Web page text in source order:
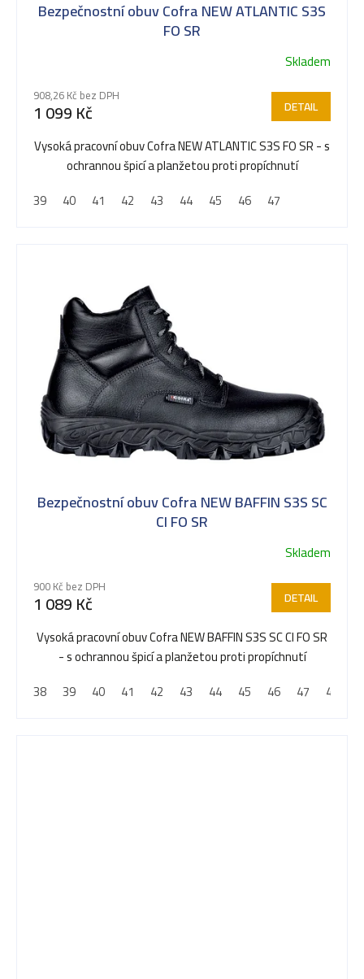
Bezpečnostní obuv Cofra NEW ATLANTIC S3S
FO SR
Skladem
908,26 Kč bez DPH
1 099 Kč DETAIL
Vysoká pracovní obuv Cofra NEW ATLANTIC S3S FO SR - s
ochrannou špicí a planžetou proti propíchnutí
39
40 41 42 43 44 45 46 47
Bezpečnostní obuv Cofra NEW BAFFIN S3S SC
CI FO SR
Skladem
900 Kč bez DPH
1 089 Kč DETAIL
Vysoká pracovní obuv Cofra NEW BAFFIN S3S SC CI FO SR
- s ochrannou špicí a planžetou proti propíchnutí
38
39 40 41 42 43 44 45 46 47 48